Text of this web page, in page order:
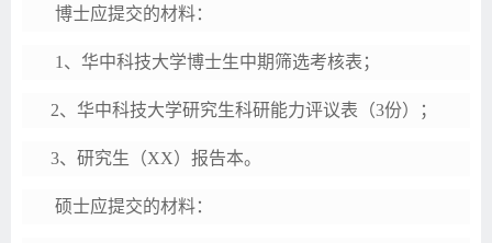
博士应提交的材料：
1、华中科技大学博士生中期筛选考核表；
2、华中科技大学研究生科研能力评议表（3份）；
3、研究生（XX）报告本。
硕士应提交的材料：